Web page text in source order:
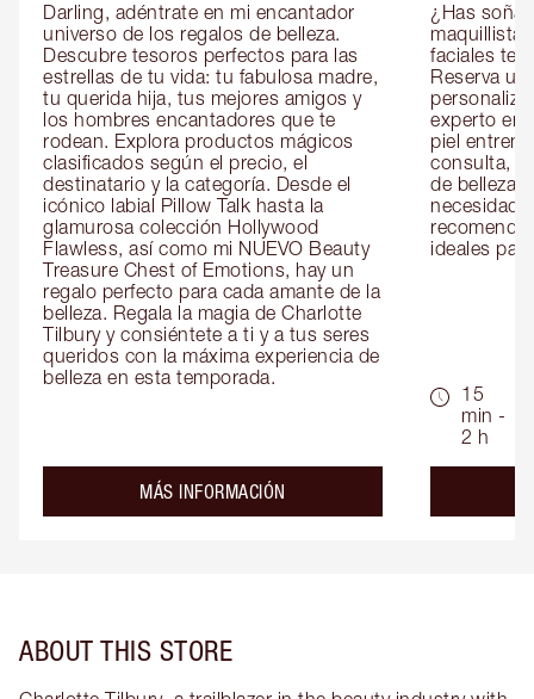
Darling, adéntrate en mi encantador
universo de los regalos de belleza.
Descubre tesoros perfectos para las
estrellas de tu vida: tu fabulosa madre,
tu querida hija, tus mejores amigos y
los hombres encantadores que te
rodean. Explora productos mágicos
clasificados según el precio, el
destinatario y la categoría. Desde el
icónico labial Pillow Talk hasta la
glamurosa colección Hollywood
Flawless, así como mi NUEVO Beauty
Treasure Chest of Emotions, hay un
regalo perfecto para cada amante de la
belleza. Regala la magia de Charlotte
Tilbury y consiéntete a ti y a tus seres
queridos con la máxima experiencia de
belleza en esta temporada.
MÁS INFORMACIÓN
¿Has
maquillista
faciales te
Reserva
experto en
piel
consulta,
de belleza
ideales
15
min -
2 h
ABOUT THIS STORE